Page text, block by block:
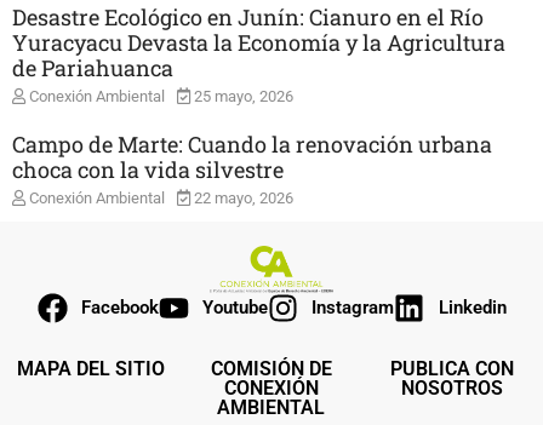
Desastre Ecológico en Junín: Cianuro en el Río
Yuracyacu Devasta la Economía y la Agricultura
de Pariahuanca
Conexión Ambiental 25 mayo, 2026
Campo de Marte: Cuando la renovación urbana
choca con la vida silvestre
Conexión Ambiental 22 mayo, 2026
Facebook Youtube Instagram Linkedin
MAPA DEL SITIO
COMISIÓN DE
CONEXIÓN
AMBIENTAL
PUBLICA CON
NOSOTROS